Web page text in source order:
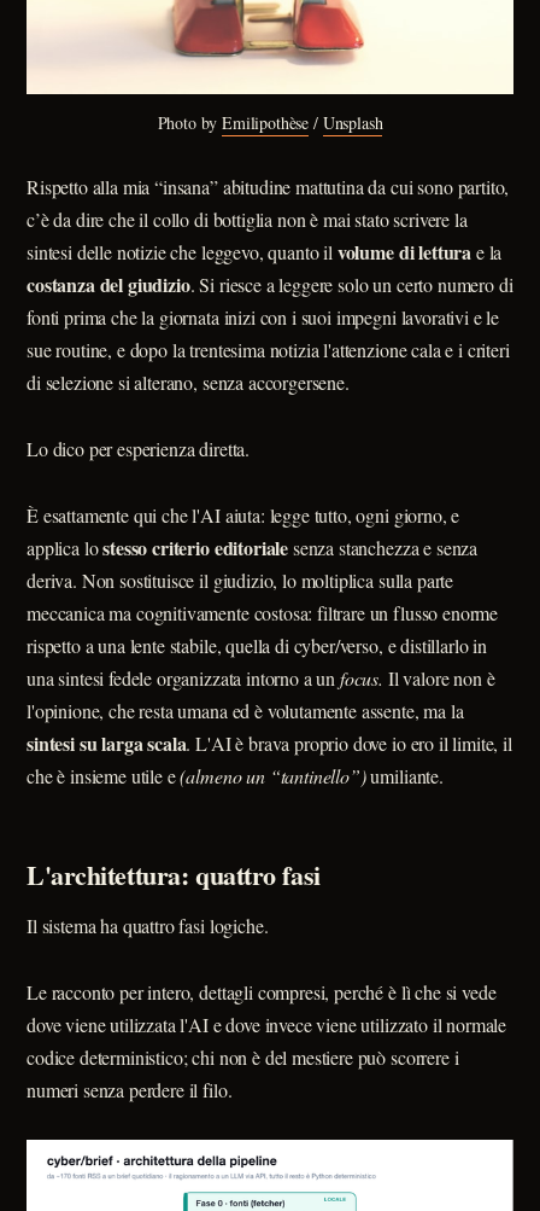
Photo by Emilipothèse / Unsplash
Rispetto alla mia “insana” abitudine mattutina da cui sono partito,
c’è da dire che il collo di bottiglia non è mai stato scrivere la
sintesi delle notizie che leggevo, quanto il volume di lettura e la
costanza del giudizio. Si riesce a leggere solo un certo numero di
fonti prima che la giornata inizi con i suoi impegni lavorativi e le
sue routine, e dopo la trentesima notizia l'attenzione cala e i criteri
di selezione si alterano, senza accorgersene.
Lo dico per esperienza diretta.
È esattamente qui che l'AI aiuta: legge tutto, ogni giorno, e
applica lostesso criterio editorialesenza stanchezza e senza
deriva. Non sostituisce il giudizio, lo moltiplica sulla parte
meccanica ma cognitivamente costosa: filtrare un flusso enorme
rispetto a una lente stabile, quella di cyber/verso, e distillarlo in
una sintesi fedele organizzata intorno a un focus. Il valore non è
l'opinione, che resta umana ed è volutamente assente, ma la
sintesi su larga scala. L'AI è brava proprio dove io ero il limite, il
che è insieme utile e(almeno un “tantinello”)umiliante.
L'architettura: quattro fasi
Il sistema ha quattro fasi logiche.
Le racconto per intero, dettagli compresi, perché è lì che si vede
dove viene utilizzata l'AI e dove invece viene utilizzato il normale
codice deterministico; chi non è del mestiere può scorrere i
numeri senza perdere il filo.